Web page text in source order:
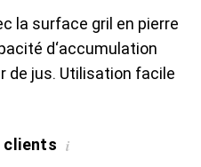
la surface gril en pierre
d‘accumulation
de jus. Utilisation facile
clients i